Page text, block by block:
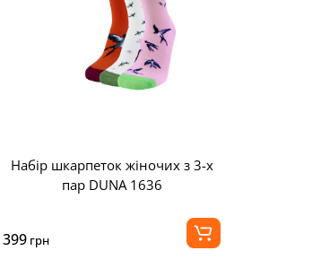
Набір шкарпеток жіночих з 3-х
пар DUNA 1636
399 грн